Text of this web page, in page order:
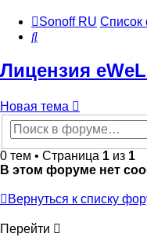
Sonoff RU Список
Поиск
Лицензия
Новая тема
0 тем • Страница 1 из 1
В этом форуме нет
Вернуться к списку
Перейти